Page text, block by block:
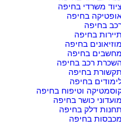
משרדי בחיפה
בחיפה
בחיפה
בחיפה
בחיפה
בחיפה
רכב בחיפה
בחיפה
בחיפה
וטיפוח בחיפה
כושר בחיפה
דלק בחיפה
בחיפה